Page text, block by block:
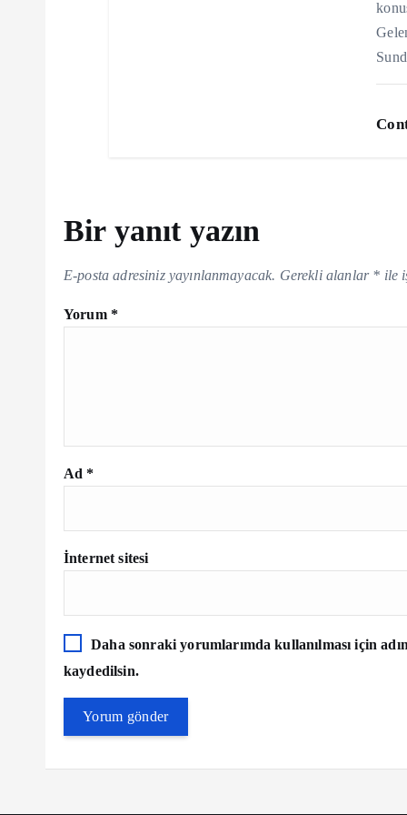
Bir yanıt yazın
E-posta adresiniz yayınlanmayacak. Gerekli alanlar * ile
Yorum *
Ad *
İnternet sitesi
Daha sonraki yorumlarımda kullanılması için
kaydedilsin.